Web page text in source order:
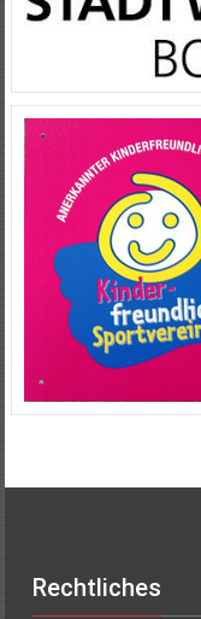
Rechtliches